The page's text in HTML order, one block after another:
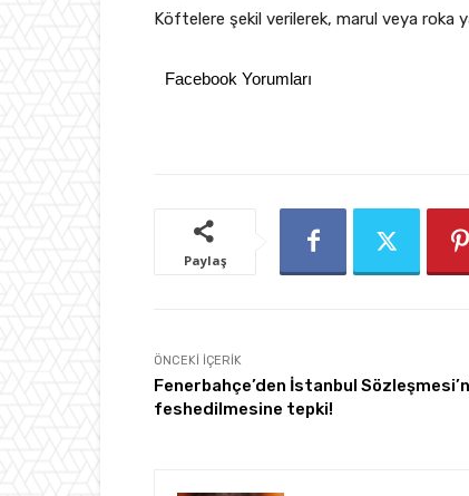
Köftelere şekil verilerek, marul veya roka
Facebook Yorumları
Paylaş
ÖNCEKI İÇERIK
Fenerbahçe’den İstanbul
feshedilmesine tepki!